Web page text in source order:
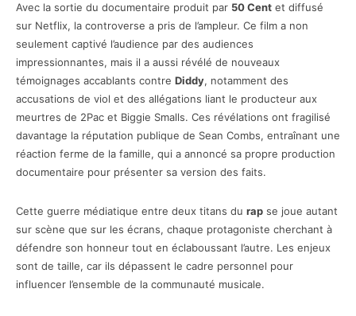
Avec la sortie du documentaire produit par 50 Cent et diffusé
sur Netflix, la controverse a pris de l’ampleur. Ce film a non
seulement captivé l’audience par des audiences
impressionnantes, mais il a aussi révélé de nouveaux
témoignages accablants contre Diddy, notamment des
accusations de viol et des allégations liant le producteur aux
meurtres de 2Pac et Biggie Smalls. Ces révélations ont fragilisé
davantage la réputation publique de Sean Combs, entraînant une
réaction ferme de la famille, qui a annoncé sa propre production
documentaire pour présenter sa version des faits.
Cette guerre médiatique entre deux titans du rap se joue autant
sur scène que sur les écrans, chaque protagoniste cherchant à
défendre son honneur tout en éclaboussant l’autre. Les enjeux
sont de taille, car ils dépassent le cadre personnel pour
influencer l’ensemble de la communauté musicale.